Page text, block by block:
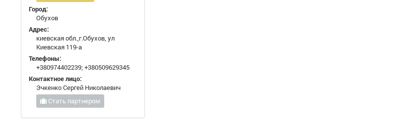
Город:
Обухов
Адрес:
киевская обл.,г.Обухов, ул
Киевская 119-а
Телефоны:
+380974402239;+380509629345
Контактное лицо:
Эчкенко Сергей Николаевич
Стать партнером